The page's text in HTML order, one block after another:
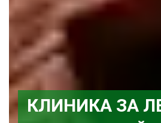
КЛИНИКА ЗА